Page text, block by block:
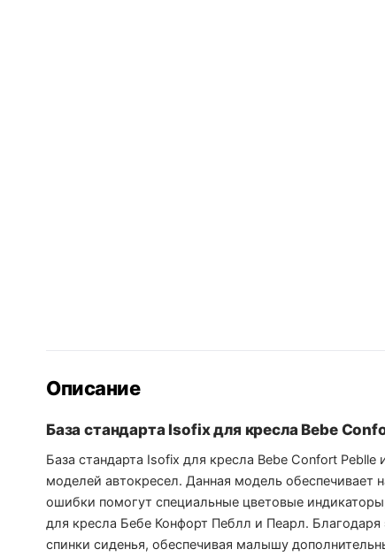
Описание
База стандарта Isofix для кресла Bebe
База стандарта Isofix для кресла Bebe Confort
моделей автокресел. Данная модель
ошибки помогут специальные цветовые
для кресла Бебе Конфорт Пеблл и Пеарл.
спинки сиденья, обеспечивая малышу